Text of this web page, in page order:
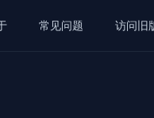
常见问题 访问旧